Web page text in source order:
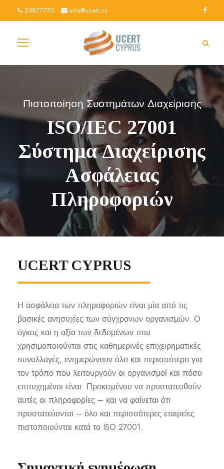
25877770 info@ucert.cy
Πιστοποίηση Συστημάτων Διαχείρισης
ISO/IEC 27001
Σύστημα Διαχείρισης
Ασφάλειας
Πληροφοριών
UCERT CYPRUS
Η ασφάλεια των πληροφοριών είναι μία από τις
βασικές ανησυχίες των σύγχρονων οργανισμών. Ο
όγκος και η αξία των δεδομένων που
χρησιμοποιούνται στις καθημερινές επιχειρηματικές
συναλλαγές, ενημερώνουν όλο και περισσότερο για
τον τρόπο που λειτουργούν οι οργανισμοί και πόσο
επιτυχημένοι είναι. Προκειμένου να προστατευθούν
αυτές οι πληροφορίες – και να φαίνεται ότι
προστατεύονται – όλο και περισσότερες εταιρείες
πιστοποιούνται κατά το ISO 27001.